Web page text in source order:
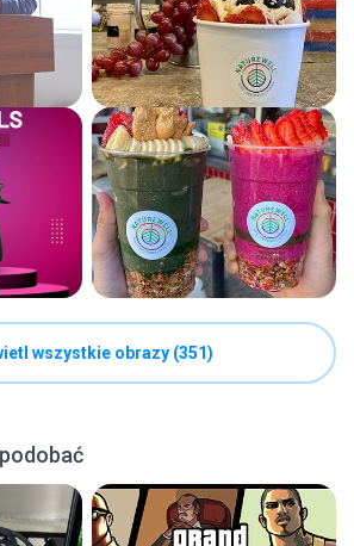
wszystkie obrazy (351)